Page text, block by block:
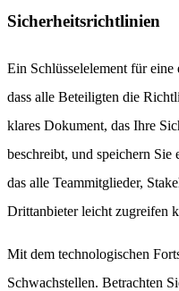
Sicherheitsrichtlinien
Ein Schlüsselelement für
dass alle Beteiligten die
klares Dokument, das Ihre
beschreibt, und speichern
das alle Teammitglieder,
Drittanbieter leicht zugreifen
Mit dem technologischen
Schwachstellen. Betrachten